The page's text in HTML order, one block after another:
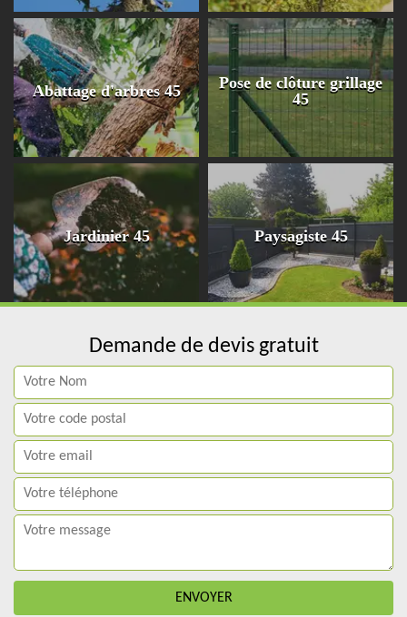
Abattage d'arbres 45
Pose de clôture grillage
45
Jardinier 45 Paysagiste 45
Demande de devis gratuit